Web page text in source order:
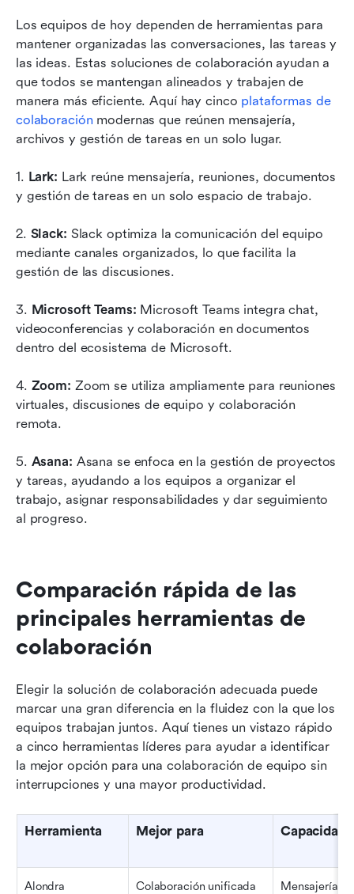
Los equipos de hoy dependen de herramientas para
mantener organizadas las conversaciones, las tareas y
las ideas. Estas soluciones de colaboración ayudan a
que todos se mantengan alineados y trabajen de
manera más eficiente. Aquí hay cinco plataformas de
colaboración modernas que reúnen mensajería,
archivos y gestión de tareas en un solo lugar.
1. Lark: Lark reúne mensajería, reuniones, documentos
y gestión de tareas en un solo espacio de trabajo.
2. Slack: Slack optimiza la comunicación del equipo
mediante canales organizados, lo que facilita la
gestión de las discusiones.
3. Microsoft Teams: Microsoft Teams integra chat,
videoconferencias y colaboración en documentos
dentro del ecosistema de Microsoft.
4. Zoom: Zoom se utiliza ampliamente para reuniones
virtuales, discusiones de equipo y colaboración
remota.
5. Asana: Asana se enfoca en la gestión de proyectos
y tareas, ayudando a los equipos a organizar el
trabajo, asignar responsabilidades y dar seguimiento
al progreso.
Comparación rápida de las
principales herramientas de
colaboración
Elegir la solución de colaboración adecuada puede
marcar una gran diferencia en la fluidez con la que los
equipos trabajan juntos. Aquí tienes un vistazo rápido
a cinco herramientas líderes para ayudar a identificar
la mejor opción para una colaboración de equipo sin
interrupciones y una mayor productividad.
Herramienta Mejor para
Alondra
Colaboración unificada
Mensajería,